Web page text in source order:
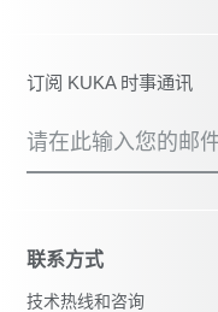
订阅 KUKA 时事通讯
请在此输入您的邮
联系方式
技术热线和咨询